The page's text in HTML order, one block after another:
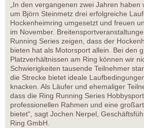
„In den vergangenen zwei Jahren haben
um Björn Steinmetz drei erfolgreiche
Hockenheimring umgesetzt und freuen
im November.
Running Series zeigen, dass der
bieten hat als Motorsport allein. Bei den
Platzverhältnissen am Ring können wir
Schwierigkeiten tausende Teilnehmer
die Strecke bietet ideale
knacken. Als Läufer und ehemaliger
dass die Ring Running Series
professionellen Rahmen und eine
bietet“, sagt Jochen Nerpel,
Ring GmbH.